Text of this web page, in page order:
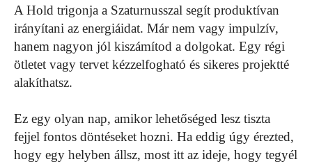
A Hold trigonja a Szaturnusszal segít produktívan
irányítani az energiáidat. Már nem vagy impulzív,
hanem nagyon jól kiszámítod a dolgokat. Egy régi
ötletet vagy tervet kézzelfogható és sikeres projektté
alakíthatsz.
Ez egy olyan nap, amikor lehetőséged lesz tiszta
fejjel fontos döntéseket hozni. Ha eddig úgy érezted,
hogy egy helyben állsz, most itt az ideje, hogy tegyél